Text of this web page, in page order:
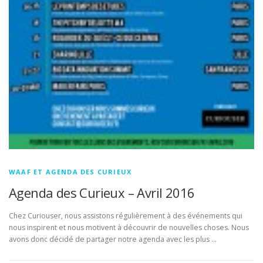
WAAF ET AGENDA DES CURIEUX
Agenda des Curieux – Avril 2016
Chez Curiouser, nous assistons régulièrement à des événements qui
nous inspirent et nous motivent à découvrir de nouvelles choses. Nous
avons donc décidé de partager notre agenda avec les plus …